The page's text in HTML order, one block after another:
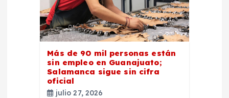
Más de 90 mil personas están
sin empleo en Guanajuato;
Salamanca sigue sin cifra
oficial
julio 27, 2026